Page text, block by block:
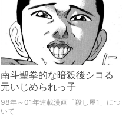
南斗聖拳的な暗殺後シコる
元いじめられっ子
98年～01年連載漫画「殺し屋1」につ
いて